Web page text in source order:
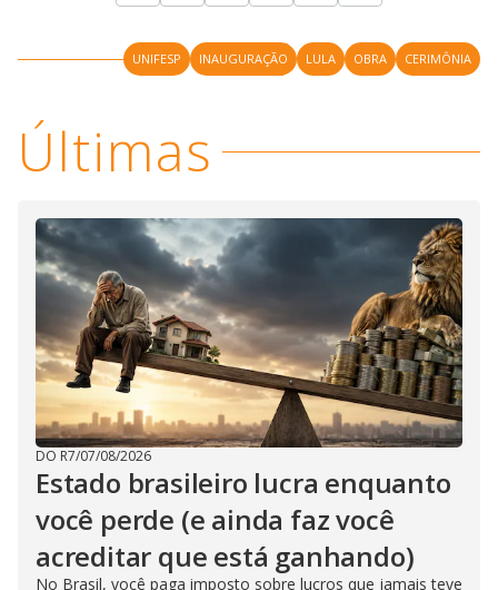
UNIFESP INAUGURAÇÃO LULA OBRA CERIMÔNIA
Últimas
DO R7/07/08/2026
Estado brasileiro lucra enquanto
você perde (e ainda faz você
acreditar que está ganhando)
No Brasil, você paga imposto sobre lucros que jamais teve